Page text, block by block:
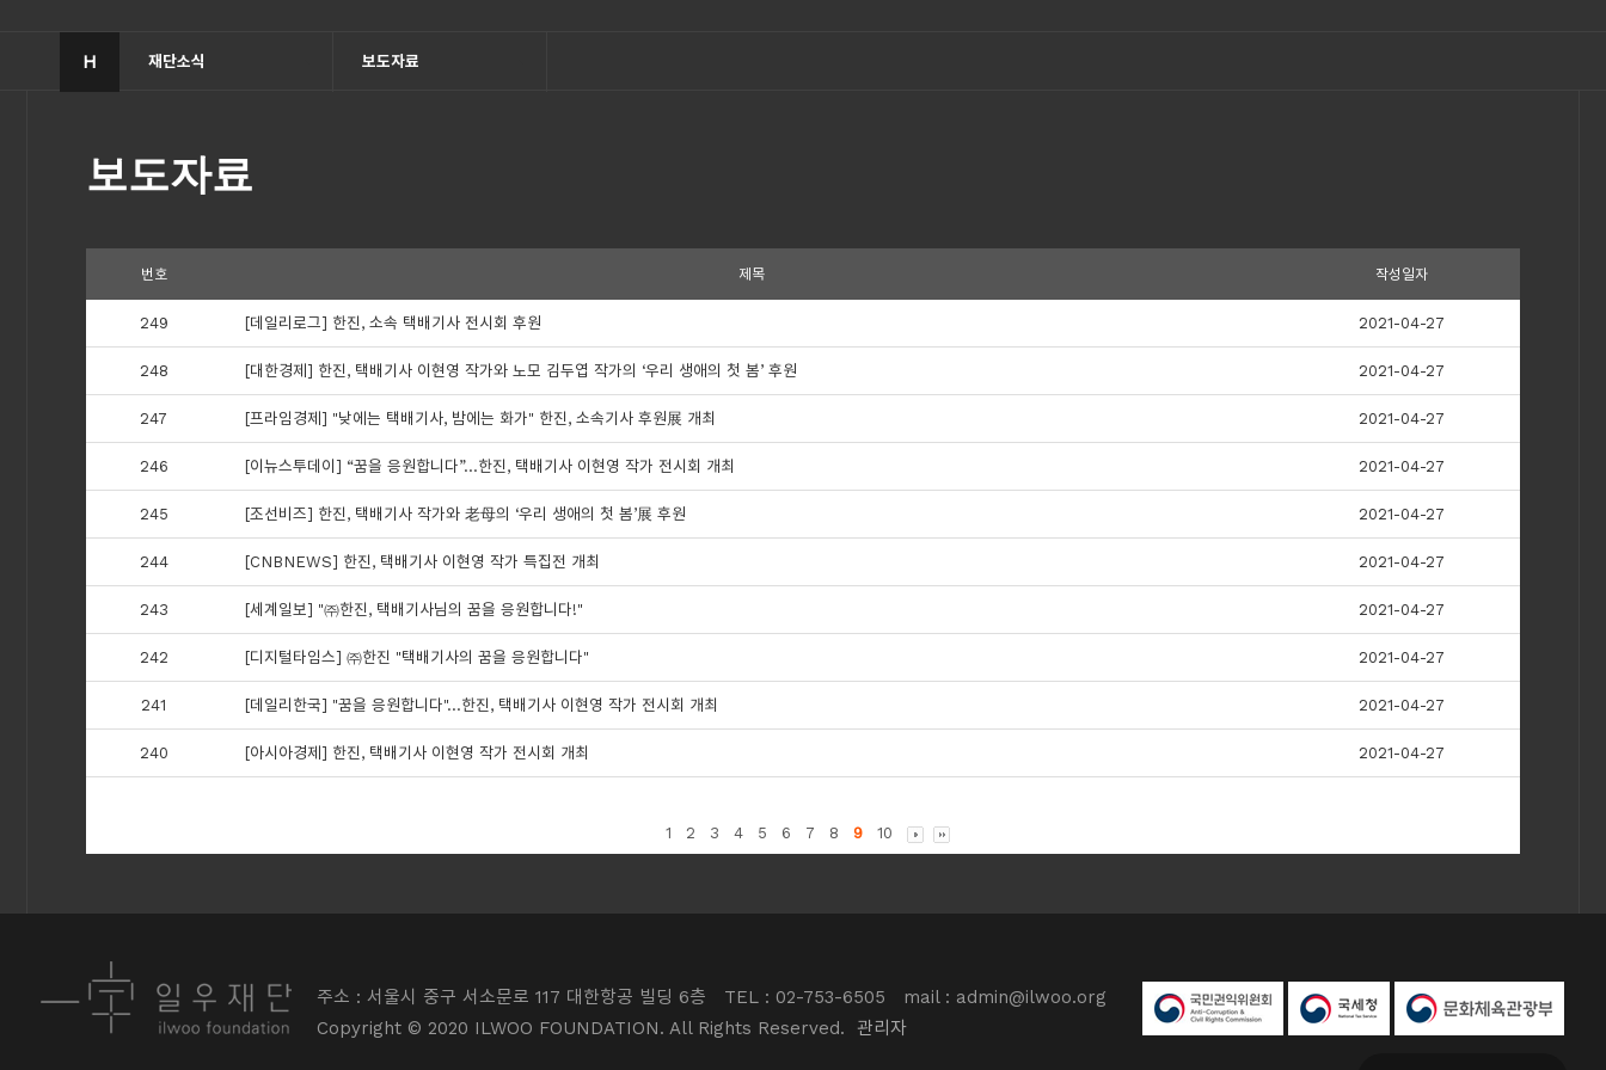
H 재단소식 보도자료
보도자료
번호 제목 작성일자
249 [데일리로그] 한진, 소속 택배기사 전시회 후원 2021-04-27
248 [대한경제] 한진, 택배기사 이현영 작가와 노모 김두엽 작가의 ‘우리 생애의 첫 봄’ 후원 2021-04-27
247 [프라임경제] "낮에는 택배기사, 밤에는 화가" 한진, 소속기사 후원展 개최 2021-04-27
246 [이뉴스투데이] “꿈을 응원합니다”…한진, 택배기사 이현영 작가 전시회 개최 2021-04-27
245 [조선비즈] 한진, 택배기사 작가와 老母의 ‘우리 생애의 첫 봄’展 후원 2021-04-27
244 [CNBNEWS] 한진, 택배기사 이현영 작가 특집전 개최 2021-04-27
243 [세계일보] "㈜한진, 택배기사님의 꿈을 응원합니다!" 2021-04-27
242 [디지털타임스] ㈜한진 "택배기사의 꿈을 응원합니다" 2021-04-27
241 [데일리한국] "꿈을 응원합니다"…한진, 택배기사 이현영 작가 전시회 개최 2021-04-27
240 [아시아경제] 한진, 택배기사 이현영 작가 전시회 개최 2021-04-27
1 2 3 4 5 6 7 8 9 10
주소 : 서울시 중구 서소문로 117 대한항공 빌딩 6층 TEL : 02-753-6505
mail : admin@ilwoo.org
Copyright © 2020 ILWOO FOUNDATION. All Rights Reserved.
관리자